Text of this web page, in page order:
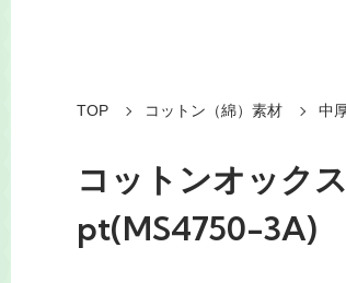
TOP コットン（綿）素材 中
コットンオックス
pt(MS4750-3A)